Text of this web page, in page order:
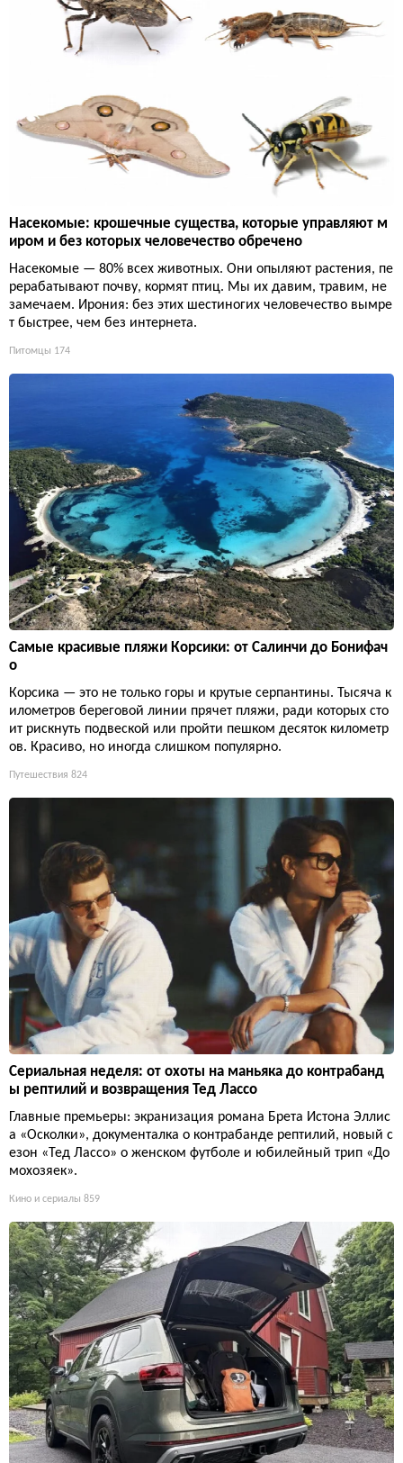
Насекомые: крошечные существа, которые управляют м
иром и без которых человечество обречено
Насекомые — 80% всех животных. Они опыляют растения, пе
рерабатывают почву, кормят птиц. Мы их давим, травим, не
замечаем. Ирония: без этих шестиногих человечество вымре
т быстрее, чем без интернета.
Питомцы 174
Самые красивые пляжи Корсики: от Салинчи до Бонифач
о
Корсика — это не только горы и крутые серпантины. Тысяча к
илометров береговой линии прячет пляжи, ради которых сто
ит рискнуть подвеской или пройти пешком десяток километр
ов. Красиво, но иногда слишком популярно.
Путешествия 824
Сериальная неделя: от охоты на маньяка до контрабанд
ы рептилий и возвращения Тед Лассо
Главные премьеры: экранизация романа Брета Истона Эллис
а «Осколки», документалка о контрабанде рептилий, новый с
езон «Тед Лассо» о женском футболе и юбилейный трип «До
мохозяек».
Кино и сериалы 859